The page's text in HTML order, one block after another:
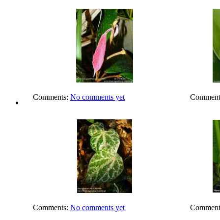
Comments: No comments yet
Comments: No comments yet